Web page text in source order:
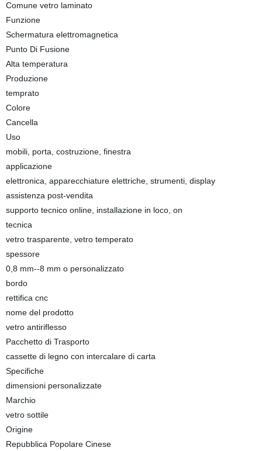
Comune vetro laminato
Funzione
Schermatura elettromagnetica
Punto Di Fusione
Alta temperatura
Produzione
temprato
Colore
Cancella
Uso
mobili, porta, costruzione, finestra
applicazione
elettronica, apparecchiature elettriche, strumenti, display
assistenza post-vendita
supporto tecnico online, installazione in loco, on
tecnica
vetro trasparente, vetro temperato
spessore
0,8 mm--8 mm o personalizzato
bordo
rettifica cnc
nome del prodotto
vetro antiriflesso
Pacchetto di Trasporto
cassette di legno con intercalare di carta
Specifiche
dimensioni personalizzate
Marchio
vetro sottile
Origine
Repubblica Popolare Cinese